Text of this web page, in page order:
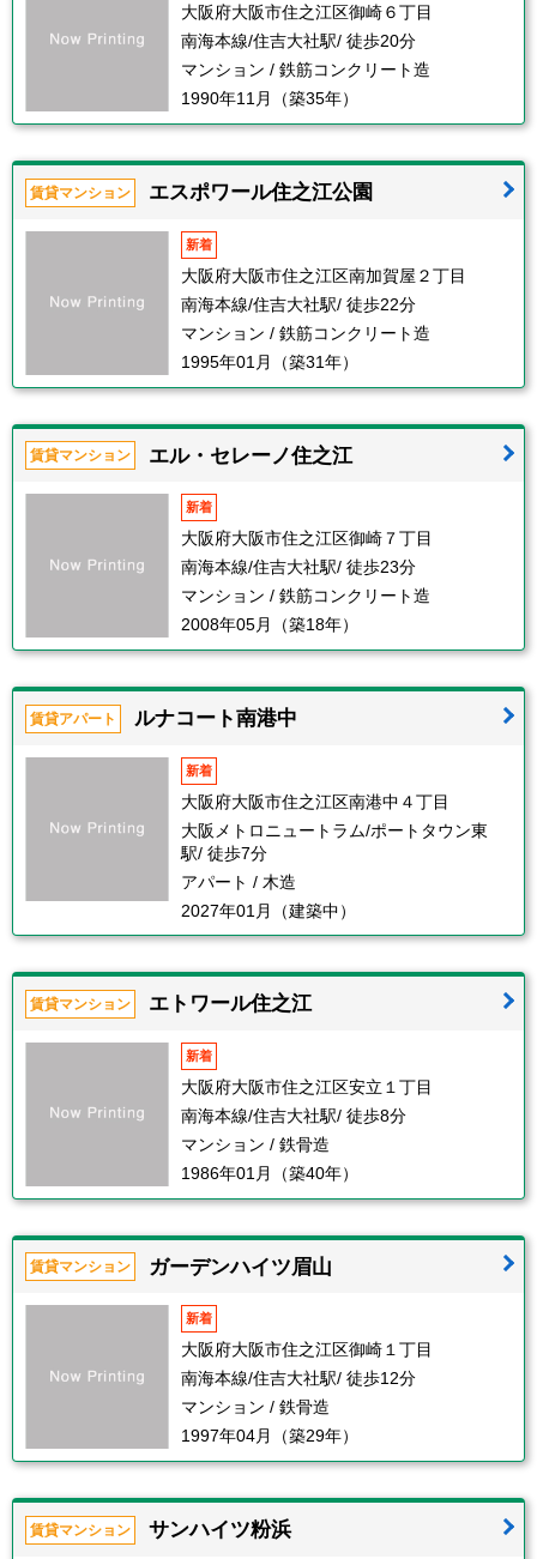
大阪府大阪市住之江区御崎６丁目
南海本線/住吉大社駅/ 徒歩20分
マンション / 鉄筋コンクリート造
1990年11月（築35年）
賃貸マンション エスポワール住之江公園
新着
大阪府大阪市住之江区南加賀屋２丁目
南海本線/住吉大社駅/ 徒歩22分
マンション / 鉄筋コンクリート造
1995年01月（築31年）
賃貸マンション エル・セレーノ住之江
新着
大阪府大阪市住之江区御崎７丁目
南海本線/住吉大社駅/ 徒歩23分
マンション / 鉄筋コンクリート造
2008年05月（築18年）
賃貸アパート ルナコート南港中
新着
大阪府大阪市住之江区南港中４丁目
大阪メトロニュートラム/ポートタウン東
駅/ 徒歩7分
アパート / 木造
2027年01月（建築中）
賃貸マンション エトワール住之江
新着
大阪府大阪市住之江区安立１丁目
南海本線/住吉大社駅/ 徒歩8分
マンション / 鉄骨造
1986年01月（築40年）
賃貸マンション ガーデンハイツ眉山
新着
大阪府大阪市住之江区御崎１丁目
南海本線/住吉大社駅/ 徒歩12分
マンション / 鉄骨造
1997年04月（築29年）
賃貸マンション サンハイツ粉浜